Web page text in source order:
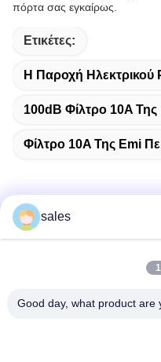
πόρτα σας εγκαίρως.
Ετικέτες:
Η Παροχή Ηλεκτρικού
100dB Φίλτρο 10A Της
Φίλτρο 10A Της Emi
Γρήγορη
Δωμάτιο 1301, Μπλοκ
sales
Good day, what product are